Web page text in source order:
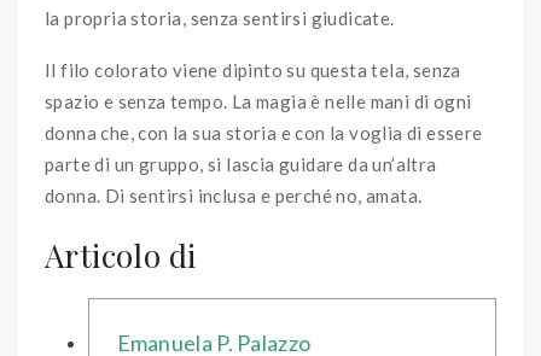
la propria storia, senza sentirsi giudicate.
Il filo colorato viene dipinto su questa tela, senza
spazio e senza tempo. La magia è nelle mani di ogni
donna che, con la sua storia e con la voglia di essere
parte di un gruppo, si lascia guidare da un’altra
donna. Di sentirsi inclusa e perché no, amata.
Articolo di
Emanuela P. Palazzo